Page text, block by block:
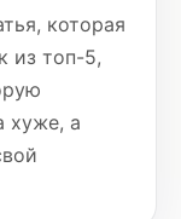
которая
из топ-5,
хуже, а